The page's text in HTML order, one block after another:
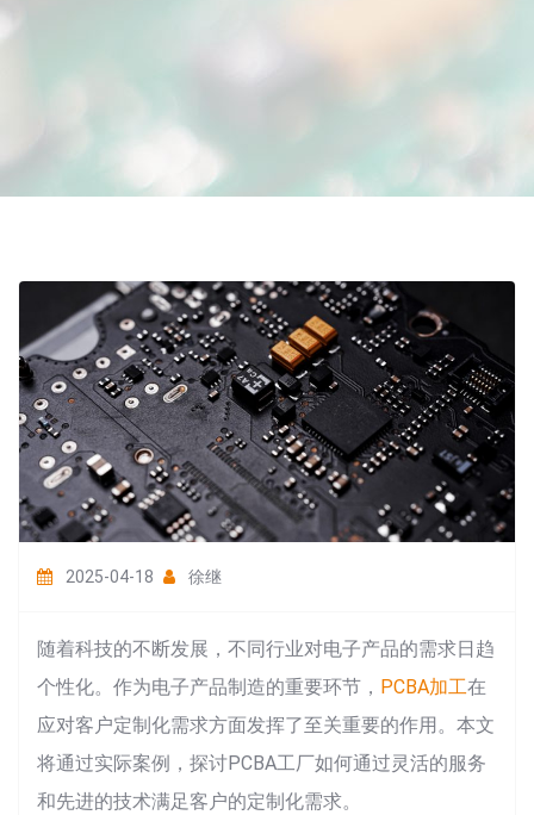
2025-04-18 徐继
随着科技的不断发展，不同行业对电子产品的需求日趋
个性化。作为电子产品制造的重要环节， PCBA加工在
应对客户定制化需求方面发挥了至关重要的作用。本文
将通过实际案例，探讨PCBA工厂如何通过灵活的服务
和先进的技术满足客户的定制化需求。